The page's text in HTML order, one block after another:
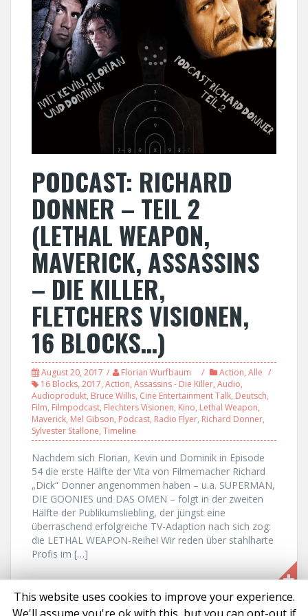
PODCAST: RICHARD
DONNER – TEIL 2
(LETHAL WEAPON,
MAVERICK, ASSASSINS
– DIE KILLER,
FLETCHERS VISIONEN,
16 BLOCKS…)
August 20, 2017 Florian Wurfbaum Action, Alle
16 Blocks, 2017, Action, Assassins - Die Killer, Audio,
Audioprodukt, Bruce Willis, Cine Entertainment Talk, Deutsch,
Film, Filmpodcast, Flechters Visionen, Kino, Lethal Weapon,
Maverick, Mel Gibson, Podcast, Radio Flyer, Richard Donner,
Sylvester Stallone, Timeline
Nachdem sich Florian, Kevin und Dominik in Episode
54 die erste Hälfte der Vita von Filmemacher Richard
„Dick“ Donner angenommen haben – u.a. SUPERMAN,
DIE GOONIES und DAS OMEN – folgt in der zweiten
Hälfte der Publikumsliebling, der jüngst eine
überraschend erfolgreiche TV-Adaption nach sich zog:
die LETHAL WEAPON-Reihe! Wir reden über stahlharte
Profis im […]
This website uses cookies to improve your experience.